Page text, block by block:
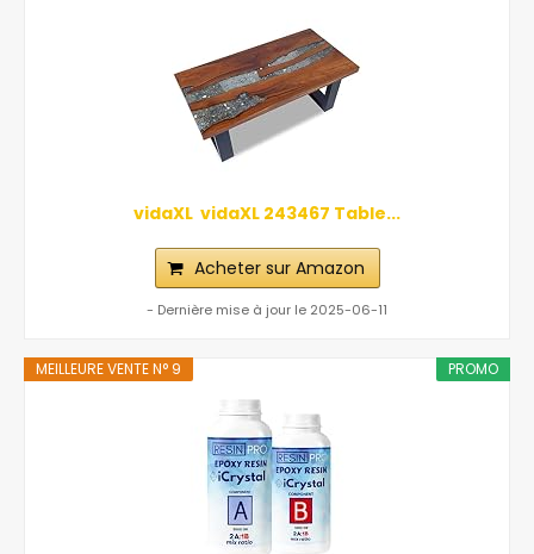
vidaXL ‎ vidaXL‎ ‎243467 Table...
Acheter sur Amazon
- Dernière mise à jour le 2025-06-11
PROMO
MEILLEURE VENTE N° 9